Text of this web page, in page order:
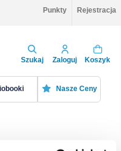
Punkty Rejestracja
Szukaj Zaloguj Koszyk
Nasze Ceny